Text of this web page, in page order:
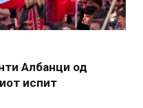
Албанци од
испит